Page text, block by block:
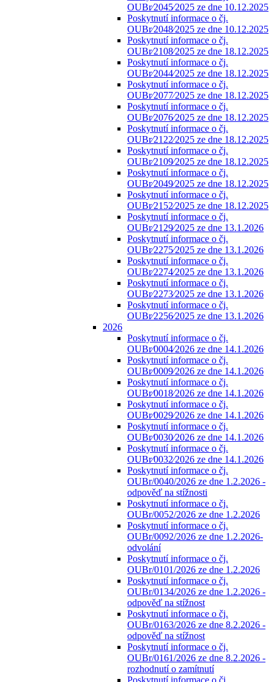
OUBr⁄2045⁄2025 ze dne 10.12.2025
Poskytnutí informace o čj.
OUBr⁄2048⁄2025 ze dne 10.12.2025
Poskytnutí informace o čj.
OUBr⁄2108⁄2025 ze dne 18.12.2025
Poskytnutí informace o čj.
OUBr⁄2044⁄2025 ze dne 18.12.2025
Poskytnutí informace o čj.
OUBr⁄2077⁄2025 ze dne 18.12.2025
Poskytnutí informace o čj.
OUBr⁄2076⁄2025 ze dne 18.12.2025
Poskytnutí informace o čj.
OUBr⁄2122⁄2025 ze dne 18.12.2025
Poskytnutí informace o čj.
OUBr⁄2109⁄2025 ze dne 18.12.2025
Poskytnutí informace o čj.
OUBr⁄2049⁄2025 ze dne 18.12.2025
Poskytnutí informace o čj.
OUBr⁄2152⁄2025 ze dne 18.12.2025
Poskytnutí informace o čj.
OUBr⁄2129⁄2025 ze dne 13.1.2026
Poskytnutí informace o čj.
OUBr⁄2275⁄2025 ze dne 13.1.2026
Poskytnutí informace o čj.
OUBr⁄2274⁄2025 ze dne 13.1.2026
Poskytnutí informace o čj.
OUBr⁄2273⁄2025 ze dne 13.1.2026
Poskytnutí informace o čj.
OUBr⁄2256⁄2025 ze dne 13.1.2026
2026
Poskytnutí informace o čj.
OUBr⁄0004⁄2026 ze dne 14.1.2026
Poskytnutí informace o čj.
OUBr⁄0009⁄2026 ze dne 14.1.2026
Poskytnutí informace o čj.
OUBr⁄0018⁄2026 ze dne 14.1.2026
Poskytnutí informace o čj.
OUBr⁄0029⁄2026 ze dne 14.1.2026
Poskytnutí informace o čj.
OUBr⁄0030⁄2026 ze dne 14.1.2026
Poskytnutí informace o čj.
OUBr⁄0032⁄2026 ze dne 14.1.2026
Poskytnutí informace o čj.
OUBr/0040/2026 ze dne 1.2.2026 -
odpověď na stížnosti
Poskytnutí informace o čj.
OUBr/0052/2026 ze dne 1.2.2026
Poskytnutí informace o čj.
OUBr/0092/2026 ze dne 1.2.2026-
odvolání
Poskytnutí informace o čj.
OUBr/0101/2026 ze dne 1.2.2026
Poskytnutí informace o čj.
OUBr/0134/2026 ze dne 1.2.2026 -
odpověď na stížnost
Poskytnutí informace o čj.
OUBr/0163/2026 ze dne 8.2.2026 -
odpověď na stížnost
Poskytnutí informace o čj.
OUBr/0161/2026 ze dne 8.2.2026 -
rozhodnutí o zamítnutí
Poskytnutí informace o čj.